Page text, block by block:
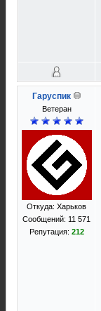
Гаруспик
Ветеран
Откуда: Харьков
Сообщений: 11 571
Репутация: 212